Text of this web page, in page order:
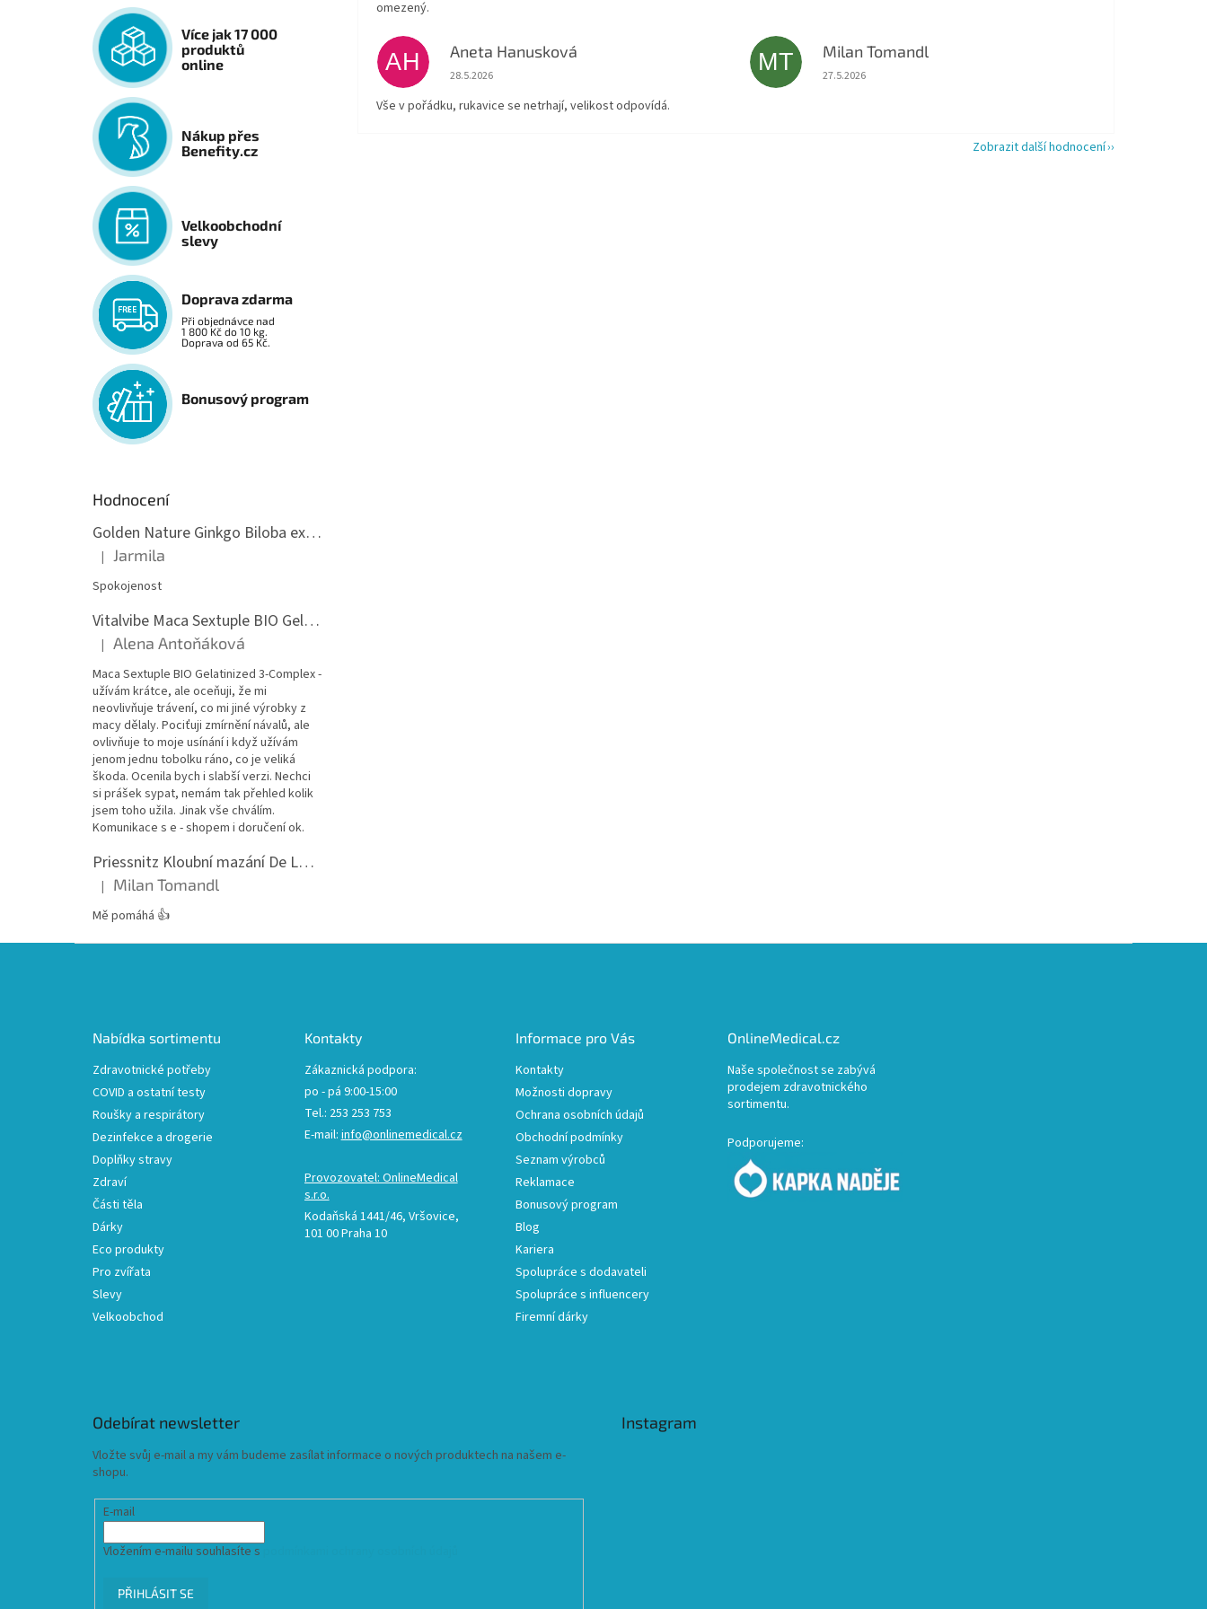
Více jak 17 000
produktů
online
Nákup přes
Benefity.cz
Velkoobchodní
slevy
Doprava zdarma
Při objednávce nad
1 800 Kč do 10 kg.
Doprava od 65 Kč.
Bonusový program
Hodnocení
Golden Nature Ginkgo Biloba extrakt 50:1 60mg, 100 kapslí
Hodnocení produktu je 5 z 5 hvězdiček.
| Jarmila
Spokojenost
Vitalvibe Maca Sextuple BIO Gelatinized 3-Complex, 60 kapslí
Hodnocení produktu je 5 z 5 hvězdiček.
| Alena Antoňáková
Maca Sextuple BIO Gelatinized 3-Complex -
užívám krátce, ale oceňuji, že mi
neovlivňuje trávení, co mi jiné výrobky z
macy dělaly. Pociťuji zmírnění návalů, ale
ovlivňuje to moje usínání i když užívám
jenom jednu tobolku ráno, co je veliká
škoda. Ocenila bych i slabší verzi. Nechci
si prášek sypat, nemám tak přehled kolik
jsem toho užila. Jinak vše chválím.
Komunikace s e - shopem i doručení ok.
Priessnitz Kloubní mazání De Luxe, 200ml
Hodnocení produktu je 5 z 5 hvězdiček.
| Milan Tomandl
Mě pomáhá 👍
omezený.
AH Aneta Hanusková
Hodnocení obchodu je 5 z 5 hvězdiček.
28.5.2026
Vše v pořádku, rukavice se netrhají, velikost odpovídá.
MT Milan Tomandl
Hodnocení obchodu je 5 z 5 hvězdiček.
27.5.2026
Zobrazit další hodnocení
Nabídka sortimentu
Zdravotnické potřeby
COVID a ostatní testy
Roušky a respirátory
Dezinfekce a drogerie
Doplňky stravy
Zdraví
Části těla
Dárky
Eco produkty
Pro zvířata
Slevy
Velkoobchod
Kontakty
Zákaznická podpora:
po - pá 9:00-15:00
Tel.: 253 253 753
E-mail: info@onlinemedical.cz
Provozovatel: OnlineMedical
s.r.o.
Kodaňská 1441/46, Vršovice,
101 00 Praha 10
Informace pro Vás
Kontakty
Možnosti dopravy
Ochrana osobních údajů
Obchodní podmínky
Seznam výrobců
Reklamace
Bonusový program
Blog
Kariera
Spolupráce s dodavateli
Spolupráce s influencery
Firemní dárky
OnlineMedical.cz
Naše společnost se zabývá
prodejem zdravotnického
sortimentu.
Podporujeme:
Odebírat newsletter
Vložte svůj e-mail a my vám budeme zasílat informace o nových produktech na našem e-
shopu.
E-mail
Vložením e-mailu souhlasíte s
PŘIHLÁSIT SE
Instagram